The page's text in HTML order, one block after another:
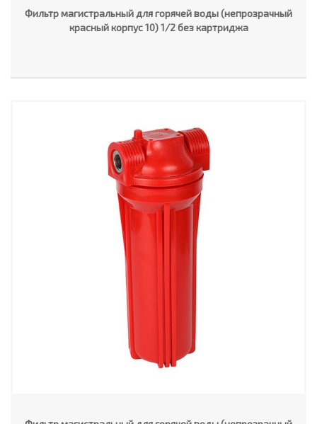
Фильтр магистральный для горячей воды (непрозрачный
красный корпус 10) 1/2 без картриджа